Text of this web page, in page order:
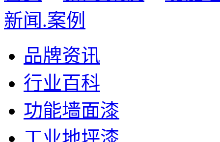
新闻.案例
品牌资讯
行业百科
功能墙面漆
工业地坪漆